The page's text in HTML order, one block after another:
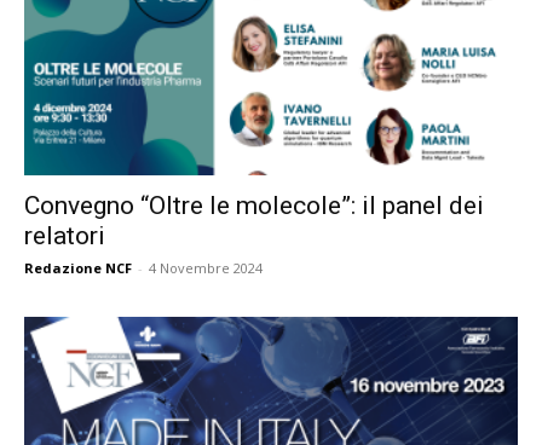
Convegno “Oltre le molecole”: il panel dei
relatori
Redazione NCF - 4 Novembre 2024